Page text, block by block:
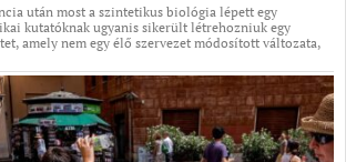
után most a szintetikus biológia lépett egy
kutatóknak ugyanis sikerült létrehozniuk egy
amely nem egy élő szervezet módosított változata,